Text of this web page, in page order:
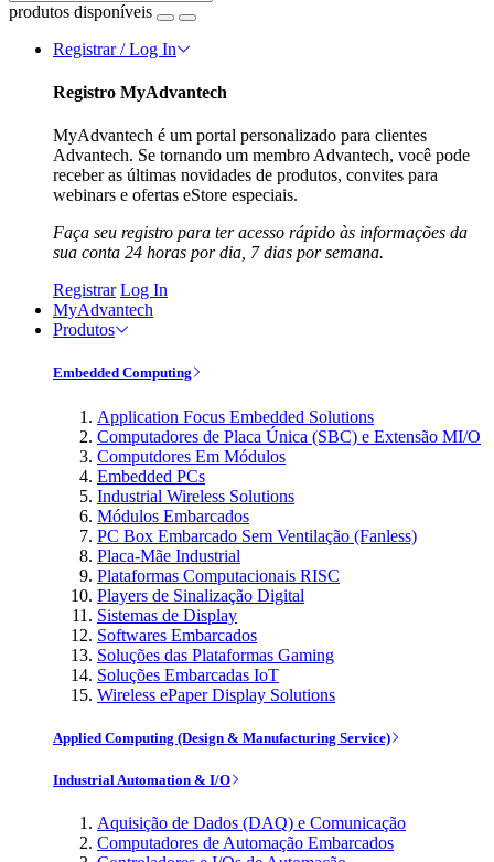
produtos disponíveis
Registrar / Log In
Registro MyAdvantech
MyAdvantech é um portal personalizado para clientes
Advantech. Se tornando um membro Advantech, você pode
receber as últimas novidades de produtos, convites para
webinars e ofertas eStore especiais.
Faça seu registro para ter acesso rápido às informações da
sua conta 24 horas por dia, 7 dias por semana.
Registrar Log In
MyAdvantech
Produtos
Embedded Computing
Application Focus Embedded Solutions
Computadores de Placa Única (SBC) e Extensão MI/O
Computdores Em Módulos
Embedded PCs
Industrial Wireless Solutions
Módulos Embarcados
PC Box Embarcado Sem Ventilação (Fanless)
Placa-Mãe Industrial
Plataformas Computacionais RISC
Players de Sinalização Digital
Sistemas de Display
Softwares Embarcados
Soluções das Plataformas Gaming
Soluções Embarcadas IoT
Wireless ePaper Display Solutions
Applied Computing (Design & Manufacturing Service)
Industrial Automation & I/O
Aquisição de Dados (DAQ) e Comunicação
Computadores de Automação Embarcados